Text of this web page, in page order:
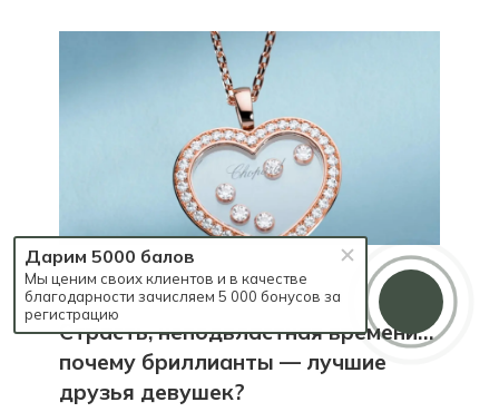
ОБЩИЕ СОВЕТЫ — 9 ЯНВАРЯ 2025
Страсть, неподвластная времени…
почему бриллианты — лучшие
друзья девушек?
Дарим 5000 балов
Мы ценим своих клиентов и в качестве
благодарности зачисляем 5 000 бонусов за
регистрацию